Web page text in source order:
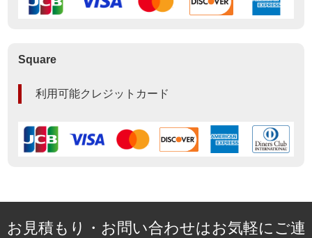
Square
利用可能クレジットカード
お見積もり・お問い合わせはお気軽にご連